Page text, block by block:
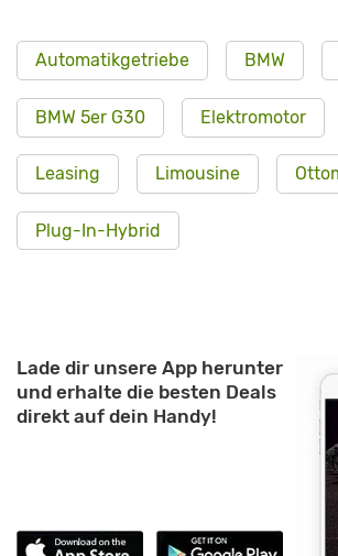
Automatikgetriebe BMW
BMW 5er G30 Elektromotor
Leasing Limousine
Plug-In-Hybrid
Lade dir unsere App herunter
und erhalte die besten Deals
direkt auf dein Handy!